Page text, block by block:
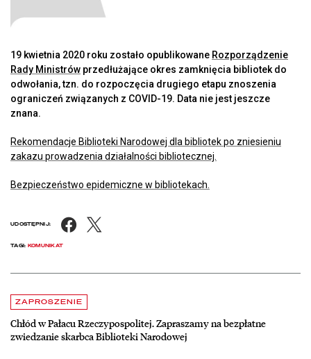
19 kwietnia 2020 roku zostało opublikowane Rozporządzenie
Rady Ministrów przedłużające okres zamknięcia bibliotek do
odwołania, tzn. do rozpoczęcia drugiego etapu znoszenia
ograniczeń związanych z COVID-19. Data nie jest jeszcze
znana.
Rekomendacje Biblioteki Narodowej dla bibliotek po zniesieniu
zakazu prowadzenia działalności bibliotecznej.
Bezpieczeństwo epidemiczne w bibliotekach.
UDOSTĘPNIJ: Facebook
TAGI: KOMUNIKAT
Aktualności
ZAPROSZENIE
Chłód w Pałacu Rzeczypospolitej. Zapraszamy na bezpłatne
zwiedzanie skarbca Biblioteki Narodowej
czytaj więcej o Chłód w Pałacu Rzeczypospolitej. Zapraszamy na